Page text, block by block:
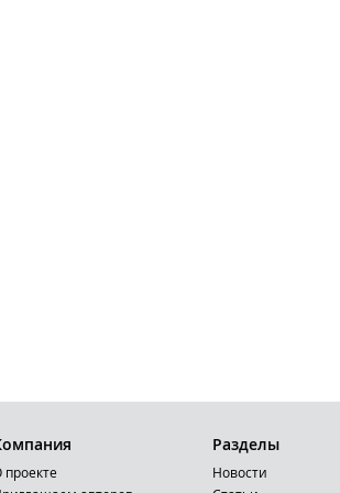
проекте
Разделы
Новости